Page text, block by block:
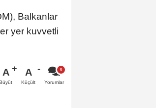
Balkanlar
yer kuvvetli
A A
Küçült Yorumlar